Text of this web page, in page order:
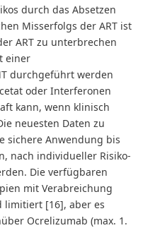
durch das Absetzen
Misserfolgs der ART ist
ART zu unterbrechen
einer
durchgeführt werden
oder Interferonen
kann, wenn klinisch
neuesten Daten zu
sichere Anwendung bis
nach individueller Risiko-
Die verfügbaren
mit Verabreichung
limitiert [16], aber es
Ocrelizumab (max. 1.